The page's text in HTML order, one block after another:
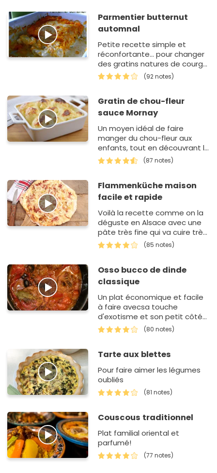
Parmentier butternut
automnal
Petite recette simple et
réconfortante... pour changer
des gratins natures de courge
et des veloutés.(92 notes)
Gratin de chou-fleur
sauce Mornay
Un moyen idéal de faire
manger du chou-fleur aux
enfants, tout en découvrant la
sauce Mornay (une variante
de la sauce béchamel). Bon
(87 notes)
Flammenküche maison
facile et rapide
Voilà la recette comme on la
déguste en Alsace avec une
pâte très fine qui va cuire très
rapidement.
(85 notes)
Osso bucco de dinde
classique
Un plat économique et facile
à faire avecsa touche
d'exotisme et son petit côté
sucré salé.
(80 notes)
Tarte aux blettes
Pour faire aimer les légumes
oubliés
(81 notes)
Couscous traditionnel
Plat familial oriental et
parfumé!
(77 notes)